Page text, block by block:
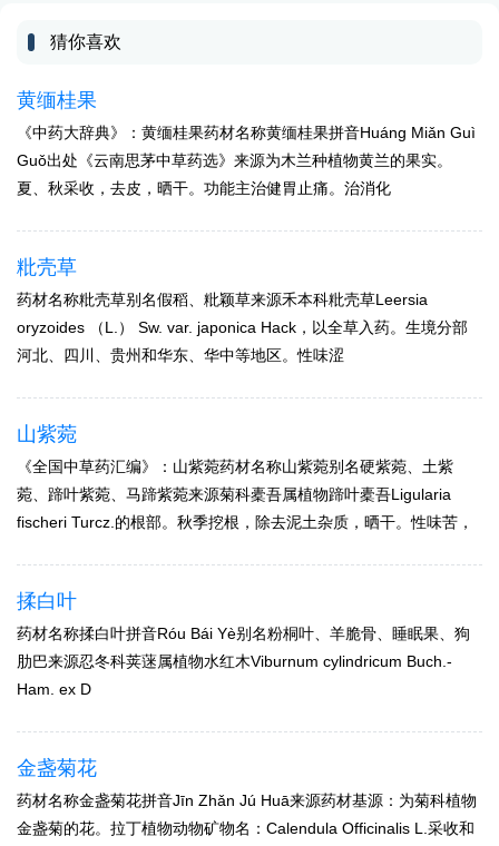
猜你喜欢
黄缅桂果
《中药大辞典》：黄缅桂果药材名称黄缅桂果拼音Huánɡ Miǎn Guì
Guǒ出处《云南思茅中草药选》来源为木兰种植物黄兰的果实。
夏、秋采收，去皮，晒干。功能主治健胃止痛。治消化
粃壳草
药材名称粃壳草别名假稻、粃颖草来源禾本科粃壳草Leersia
oryzoides （L.） Sw. var. japonica Hack，以全草入药。生境分部
河北、四川、贵州和华东、华中等地区。性味涩
山紫菀
《全国中草药汇编》：山紫菀药材名称山紫菀别名硬紫菀、土紫
菀、蹄叶紫菀、马蹄紫菀来源菊科橐吾属植物蹄叶橐吾Ligularia
fischeri Turcz.的根部。秋季挖根，除去泥土杂质，晒干。性味苦，
揉白叶
药材名称揉白叶拼音Róu Bái Yè别名粉桐叶、羊脆骨、睡眠果、狗
肋巴来源忍冬科荚蒾属植物水红木Viburnum cylindricum Buch.-
Ham. ex D
金盏菊花
药材名称金盏菊花拼音Jīn Zhǎn Jú Huā来源药材基源：为菊科植物
金盏菊的花。拉丁植物动物矿物名：Calendula Officinalis L.采收和